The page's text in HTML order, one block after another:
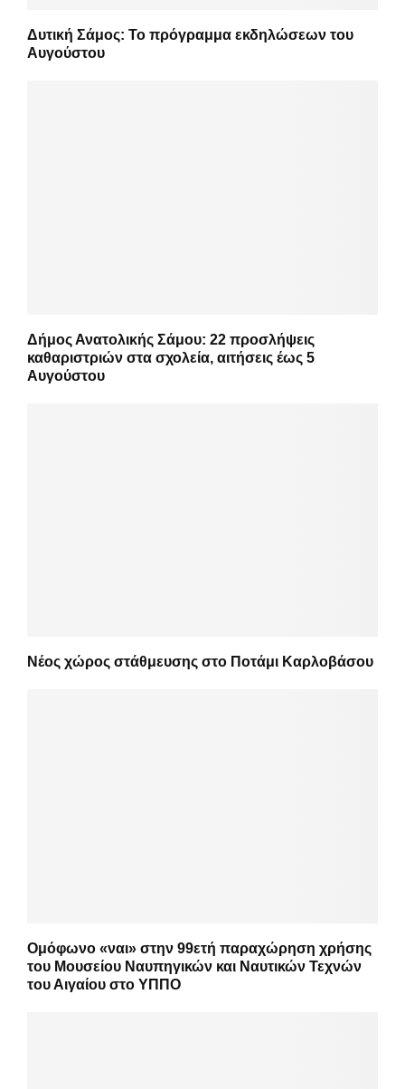
Δυτική Σάμος: Το πρόγραμμα εκδηλώσεων του
Αυγούστου
Δήμος Ανατολικής Σάμου: 22 προσλήψεις
καθαριστριών στα σχολεία, αιτήσεις έως 5
Αυγούστου
Νέος χώρος στάθμευσης στο Ποτάμι Καρλοβάσου
Ομόφωνο «ναι» στην 99ετή παραχώρηση χρήσης
του Μουσείου Ναυπηγικών και Ναυτικών Τεχνών
του Αιγαίου στο ΥΠΠΟ